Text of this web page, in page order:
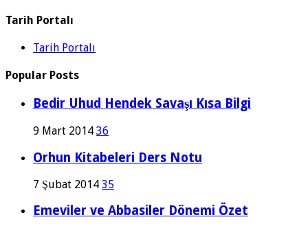
Tarih Portalı
Tarih Portalı
Popular Posts
Bedir Uhud Hendek Savaşı Kısa Bilgi
9 Mart 2014 36
Orhun Kitabeleri Ders Notu
7 Şubat 2014 35
Emeviler ve Abbasiler Dönemi Özet